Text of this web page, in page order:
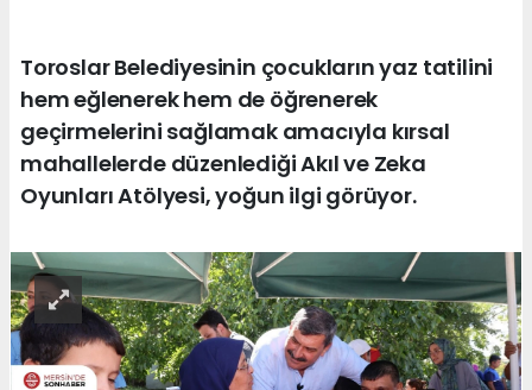
Toroslar Belediyesinin çocukların yaz tatilini
hem eğlenerek hem de öğrenerek
geçirmelerini sağlamak amacıyla kırsal
mahallelerde düzenlediği Akıl ve Zeka
Oyunları Atölyesi, yoğun ilgi görüyor.